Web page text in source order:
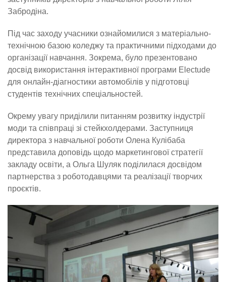
Забродіна.
Під час заходу учасники ознайомилися з матеріально-
технічною базою коледжу та практичними підходами до
організації навчання. Зокрема, було презентовано
досвід використання інтерактивної програми Electude
для онлайн-діагностики автомобілів у підготовці
студентів технічних спеціальностей.
Окрему увагу приділили питанням розвитку індустрії
моди та співпраці зі стейкхолдерами. Заступниця
директора з навчальної роботи Олена Кулібаба
представила доповідь щодо маркетингової стратегії
закладу освіти, а Ольга Шуляк поділилася досвідом
партнерства з роботодавцями та реалізації творчих
проєктів.